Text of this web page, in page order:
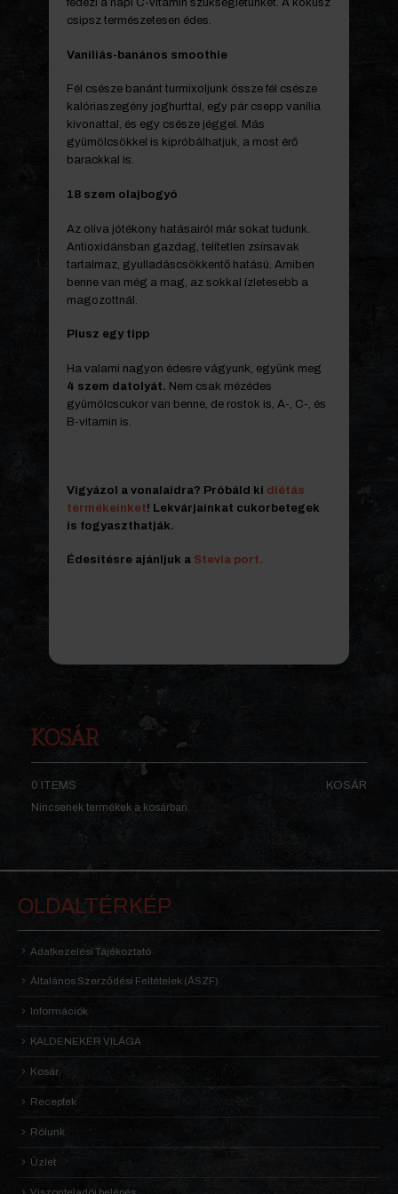
fedezi a napi C-vitamin szükségletünket. A kókusz
csipsz természetesen édes.
Vaníliás-banános smoothie
Fél csésze banánt turmixoljunk össze fél csésze
kalóriaszegény joghurttal, egy pár csepp vanília
kivonattal, és egy csésze jéggel. Más
gyümölcsökkel is kipróbálhatjuk, a most érő
barackkal is.
18 szem olajbogyó
Az olíva jótékony hatásairól már sokat tudunk.
Antioxidánsban gazdag, telítetlen zsírsavak
tartalmaz, gyulladáscsökkentő hatású. Amiben
benne van még a mag, az sokkal ízletesebb a
magozottnál.
Plusz egy tipp
Ha valami nagyon édesre vágyunk, együnk meg
4 szem datolyát. Nem csak mézédes
gyümölcscukor van benne, de rostok is, A-, C-, és
B-vitamin is.
Vigyázol a vonalaidra? Próbáld ki diétás
termékeinket! Lekvárjainkat cukorbetegek
is fogyaszthatják.
Édesítésre ajánljuk a Stevia port.
KOSÁR
0 ITEMS
KOSÁR
Nincsenek termékek a kosárban.
OLDALTÉRKÉP
Adatkezelési Tájékoztató
Általános Szerződési Feltételek (ÁSZF)
Információk
KALDENEKER VILÁGA
Kosár
Receptek
Rólunk
Üzlet